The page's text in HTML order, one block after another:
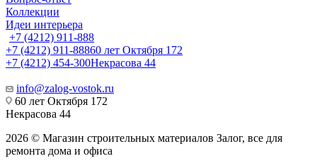
Коллекции
Идеи интерьера
+7 (4212) 911-888
+7 (4212) 911-88860 лет Октября 172
+7 (4212) 454-300Некрасова 44
info@zalog-vostok.ru
60 лет Октября 172
Некрасова 44
2026 © Магазин строительных материалов Залог, все для
ремонта дома и офиса